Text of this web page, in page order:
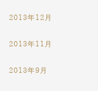
2013年12月
2013年11月
2013年9月